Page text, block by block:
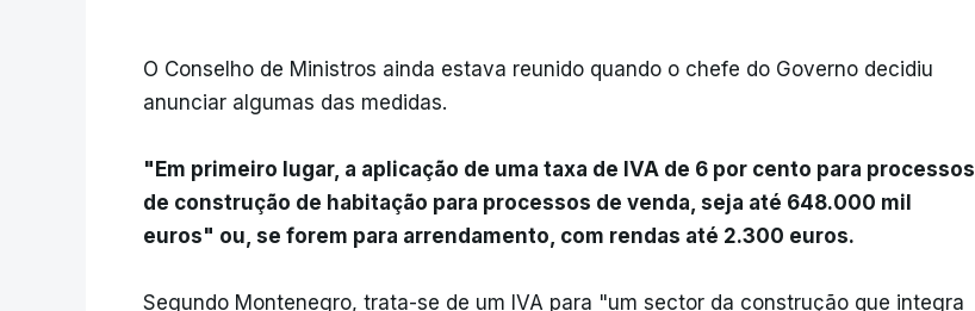
O Conselho de Ministros ainda estava reunido quando o chefe do Governo decidiu
anunciar algumas das medidas.
"Em primeiro lugar, a aplicação de uma taxa de IVA de 6 por cento para processos
de construção de habitação para processos de venda, seja até 648.000 mil
euros" ou, se forem para arrendamento, com rendas até 2.300 euros.
Segundo Montenegro, trata-se de um IVA para "um sector da construção que integra